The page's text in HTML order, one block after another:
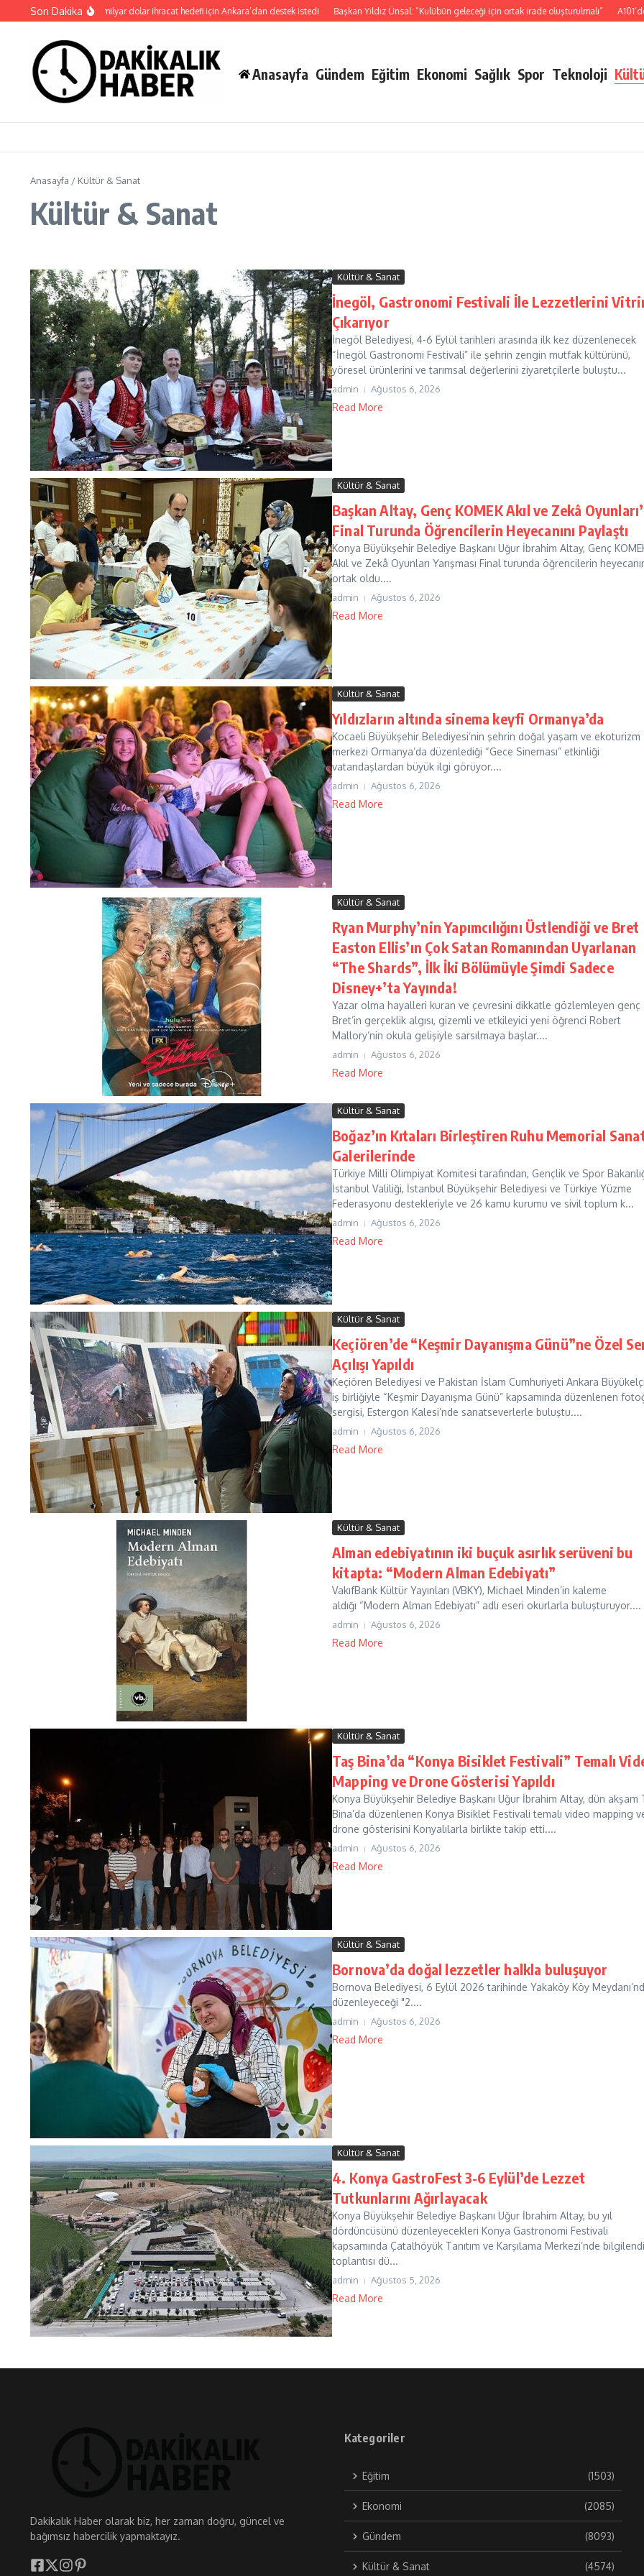
İçeriğe atlaSon Dakika
meyve sektörü 2 milyar dolar ihracat hedefi için Ankara’dan destek istedi Başkan Yıldız Ünsal: “Kulübün geleceği için ortak irade oluşturulmalı” A101’den 6
Anasayfa Gündem Eğitim Ekonomi Sağlık Spor Teknoloji
Anasayfa / Kültür & Sanat
Kültür & Sanat
Kültür & Sanat
İnegöl, Gastronomi Festivali İle Lezzetlerini
Çıkarıyor
İnegöl Belediyesi, 4-6 Eylül tarihleri arasında ilk kez düzenlenecek
“İnegöl Gastronomi Festivali” ile şehrin zengin mutfak kültürünü,
yöresel ürünlerini ve tarımsal değerlerini ziyaretçilerle buluştu...
admin Ağustos 6, 2026
Read More
Kültür & Sanat
Başkan Altay, Genç KOMEK Akıl ve Zekâ
Final Turunda Öğrencilerin Heyecanını Paylaştı
Konya Büyükşehir Belediye Başkanı Uğur İbrahim Altay, Genç
Akıl ve Zekâ Oyunları Yarışması Final turunda öğrencilerin
ortak oldu....
admin Ağustos 6, 2026
Read More
Kültür & Sanat
Yıldızların altında sinema keyfi Ormanya’da
Kocaeli Büyükşehir Belediyesi’nin şehrin doğal yaşam ve ekoturizm
merkezi Ormanya’da düzenlediği “Gece Sineması” etkinliği
vatandaşlardan büyük ilgi görüyor....
admin Ağustos 6, 2026
Read More
Kültür & Sanat
Ryan Murphy’nin Yapımcılığını Üstlendiği ve Bret
Easton Ellis’ın Çok Satan Romanından Uyarlanan
“The Shards”, İlk İki Bölümüyle Şimdi Sadece
Disney+’ta Yayında!
Yazar olma hayalleri kuran ve çevresini dikkatle gözlemleyen genç
Bret’in gerçeklik algısı, gizemli ve etkileyici yeni öğrenci Robert
Mallory’nin okula gelişiyle sarsılmaya başlar....
admin Ağustos 6, 2026
Read More
Kültür & Sanat
Boğaz’ın Kıtaları Birleştiren Ruhu Memorial
Galerilerinde
Türkiye Milli Olimpiyat Komitesi tarafından, Gençlik ve Spor
İstanbul Valiliği, İstanbul Büyükşehir Belediyesi ve Türkiye Yüzme
Federasyonu destekleriyle ve 26 kamu kurumu ve sivil toplum k...
admin Ağustos 6, 2026
Read More
Kültür & Sanat
Keçiören’de “Keşmir Dayanışma Günü”ne Özel
Açılışı Yapıldı
Keçiören Belediyesi ve Pakistan İslam Cumhuriyeti Ankara
iş birliğiyle “Keşmir Dayanışma Günü” kapsamında düzenlenen
sergisi, Estergon Kalesi’nde sanatseverlerle buluştu....
admin Ağustos 6, 2026
Read More
Kültür & Sanat
Alman edebiyatının iki buçuk asırlık serüveni bu
kitapta: “Modern Alman Edebiyatı”
VakıfBank Kültür Yayınları (VBKY), Michael Minden’in kaleme
aldığı “Modern Alman Edebiyatı” adlı eseri okurlarla buluşturuyor....
admin Ağustos 6, 2026
Read More
Kültür & Sanat
Taş Bina’da “Konya Bisiklet Festivali” Temalı
Mapping ve Drone Gösterisi Yapıldı
Konya Büyükşehir Belediye Başkanı Uğur İbrahim Altay, dün akşam
Bina’da düzenlenen Konya Bisiklet Festivali temalı video mapping
drone gösterisini Konyalılarla birlikte takip etti....
admin Ağustos 6, 2026
Read More
Kültür & Sanat
Bornova’da doğal lezzetler halkla buluşuyor
Bornova Belediyesi, 6 Eylül 2026 tarihinde Yakaköy Köy
düzenleyeceği "2....
admin Ağustos 6, 2026
Read More
Kültür & Sanat
4. Konya GastroFest 3-6 Eylül’de Lezzet
Tutkunlarını Ağırlayacak
Konya Büyükşehir Belediye Başkanı Uğur İbrahim Altay, bu yıl
dördüncüsünü düzenleyecekleri Konya Gastronomi Festivali
kapsamında Çatalhöyük Tanıtım ve Karşılama Merkezi’nde
toplantısı dü...
admin Ağustos 5, 2026
Read More
Dakikalık Haber olarak biz, her zaman doğru, güncel ve
bağımsız habercilik yapmaktayız.
Kategoriler
Eğitim (1503)
Ekonomi (2085)
Gündem (8093)
Kültür & Sanat (4574)